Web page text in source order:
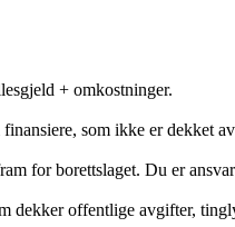
+ omkostninger.
som ikke er dekket
for borettslaget. Du er
dekker offentlige avgifter,